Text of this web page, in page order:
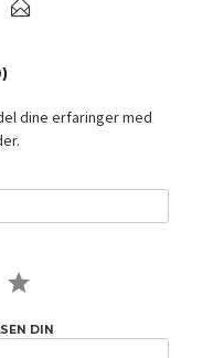
dine erfaringer med
5 STAR
DIN